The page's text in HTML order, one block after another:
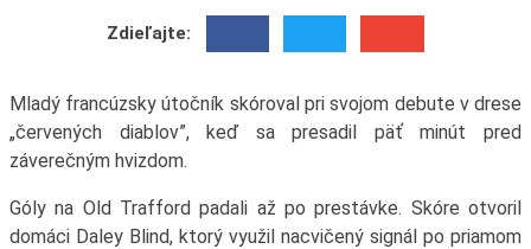
Zdieľajte:
Mladý francúzsky útočník skóroval pri svojom debute v drese
„červených diablov”, keď sa presadil päť minút pred
záverečným hvizdom.
Góly na Old Trafford padali až po prestávke. Skóre otvoril
domáci Daley Blind, ktorý využil nacvičený signál po priamom